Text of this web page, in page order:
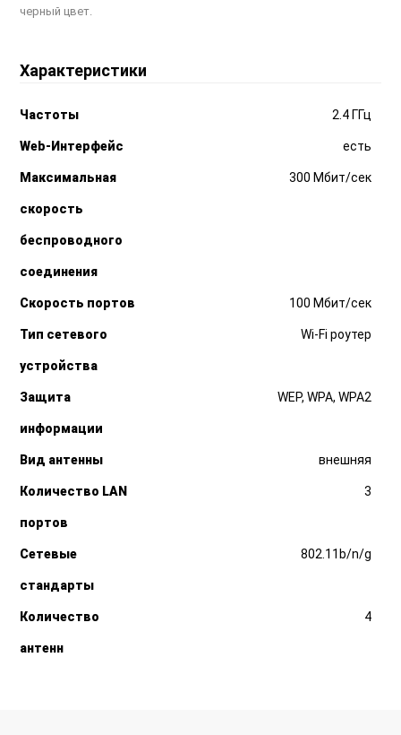
черный цвет.
Характеристики
Частоты 2.4 ГГц
Web-Интерфейс есть
Максимальная
скорость
беспроводного
соединения
300 Мбит/сек
Скорость портов 100 Мбит/сек
Тип сетевого
устройства
Wi-Fi роутер
Защита
информации
WEP, WPA, WPA2
Вид антенны внешняя
Количество LAN
портов
3
Сетевые
стандарты
802.11b/n/g
Количество
антенн
4